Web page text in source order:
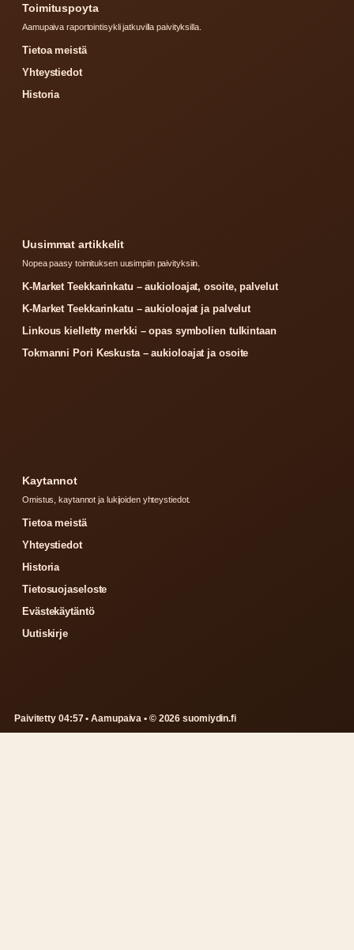
Toimituspoyta
Aamupaiva raportointisykli jatkuvilla paivityksilla.
Tietoa meistä
Yhteystiedot
Historia
Uusimmat artikkelit
Nopea paasy toimituksen uusimpiin paivityksiin.
K-Market Teekkarinkatu – aukioloajat, osoite, palvelut
K-Market Teekkarinkatu – aukioloajat ja palvelut
Linkous kielletty merkki – opas symbolien tulkintaan
Tokmanni Pori Keskusta – aukioloajat ja osoite
Kaytannot
Omistus, kaytannot ja lukijoiden yhteystiedot.
Tietoa meistä
Yhteystiedot
Historia
Tietosuojaseloste
Evästekäytäntö
Uutiskirje
Paivitetty 04:57 • Aamupaiva • © 2026 suomiydin.fi